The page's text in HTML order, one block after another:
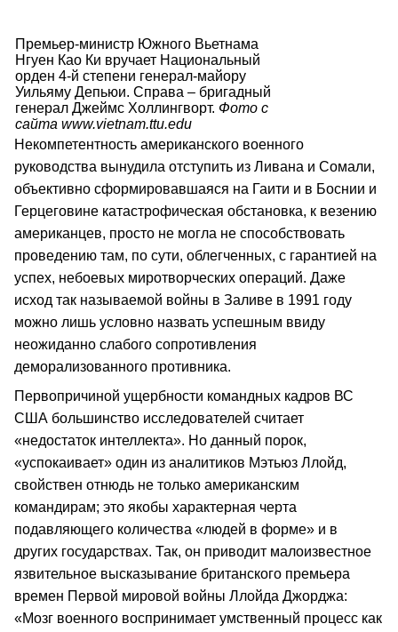
Премьер-министр Южного Вьетнама
Нгуен Као Ки вручает Национальный
орден 4-й степени генерал-майору
Уильяму Депьюи. Справа – бригадный
генерал Джеймс Холлингворт. Фото с
сайта www.vietnam.ttu.edu
Некомпетентность американского военного
руководства вынудила отступить из Ливана и Сомали,
объективно сформировавшаяся на Гаити и в Боснии и
Герцеговине катастрофическая обстановка, к везению
американцев, просто не могла не способствовать
проведению там, по сути, облегченных, с гарантией на
успех, небоевых миротворческих операций. Даже
исход так называемой войны в Заливе в 1991 году
можно лишь условно назвать успешным ввиду
неожиданно слабого сопротивления
деморализованного противника.
Первопричиной ущербности командных кадров ВС
США большинство исследователей считает
«недостаток интеллекта». Но данный порок,
«успокаивает» один из аналитиков Мэтьюз Ллойд,
свойствен отнюдь не только американским
командирам; это якобы характерная черта
подавляющего количества «людей в форме» и в
других государствах. Так, он приводит малоизвестное
язвительное высказывание британского премьера
времен Первой мировой войны Ллойда Джорджа:
«Мозг военного воспринимает умственный процесс как